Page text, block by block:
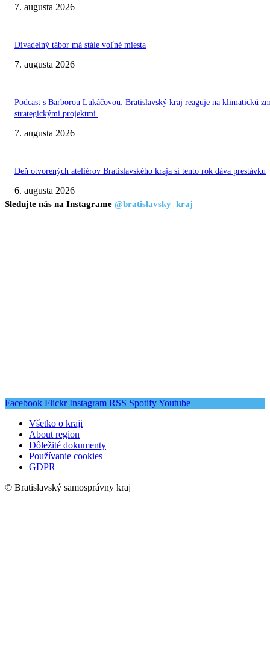
7. augusta 2026
Divadelný tábor má stále voľné miesta
7. augusta 2026
Podcast s Barborou Lukáčovou: Bratislavský kraj reaguje na klimatickú
strategickými projektmi.
7. augusta 2026
Deň otvorených ateliérov Bratislavského kraja si tento rok dáva prestávku
6. augusta 2026
Sledujte nás na Instagrame @bratislavsky_kraj
Facebook Flickr Instagram RSS SpotifyYoutube
Všetko o kraji
About region
Dôležité dokumenty
Používanie cookies
GDPR
© Bratislavský samosprávny kraj